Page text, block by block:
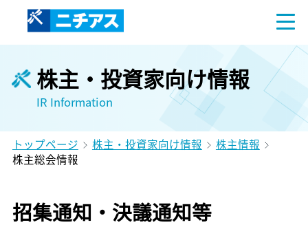
株主・投資家向け情報
IR Information
トップページ 株主・投資家向け情報
株主情報
株主総会情報
招集通知・決議通知等